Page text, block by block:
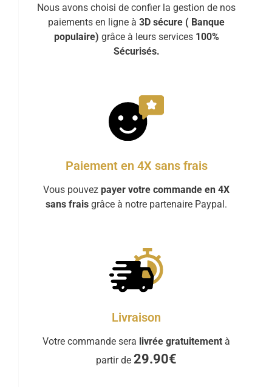
Nous avons choisi de confier la gestion de nos
paiements en ligne à 3D sécure ( Banque
populaire) grâce à leurs services 100%
Sécurisés.
Paiement en 4X sans frais
Vous pouvez payer votre commande en 4X
sans frais grâce à notre partenaire Paypal.
Livraison
Votre commande sera livrée gratuitement à
partir de 29.90€